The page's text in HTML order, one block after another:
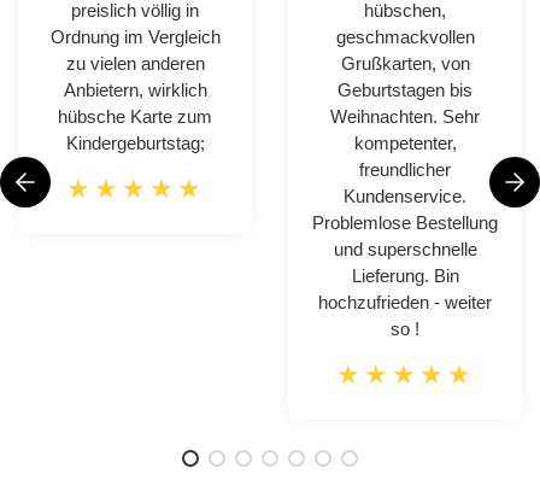
preislich völlig in
Ordnung im Vergleich
zu vielen anderen
Anbietern, wirklich
hübsche Karte zum
Kindergeburtstag;
hübschen,
geschmackvollen
Grußkarten, von
Geburtstagen bis
Weihnachten. Sehr
kompetenter,
freundlicher
Kundenservice.
Problemlose Bestellung
und superschnelle
Lieferung. Bin
hochzufrieden - weiter
so !